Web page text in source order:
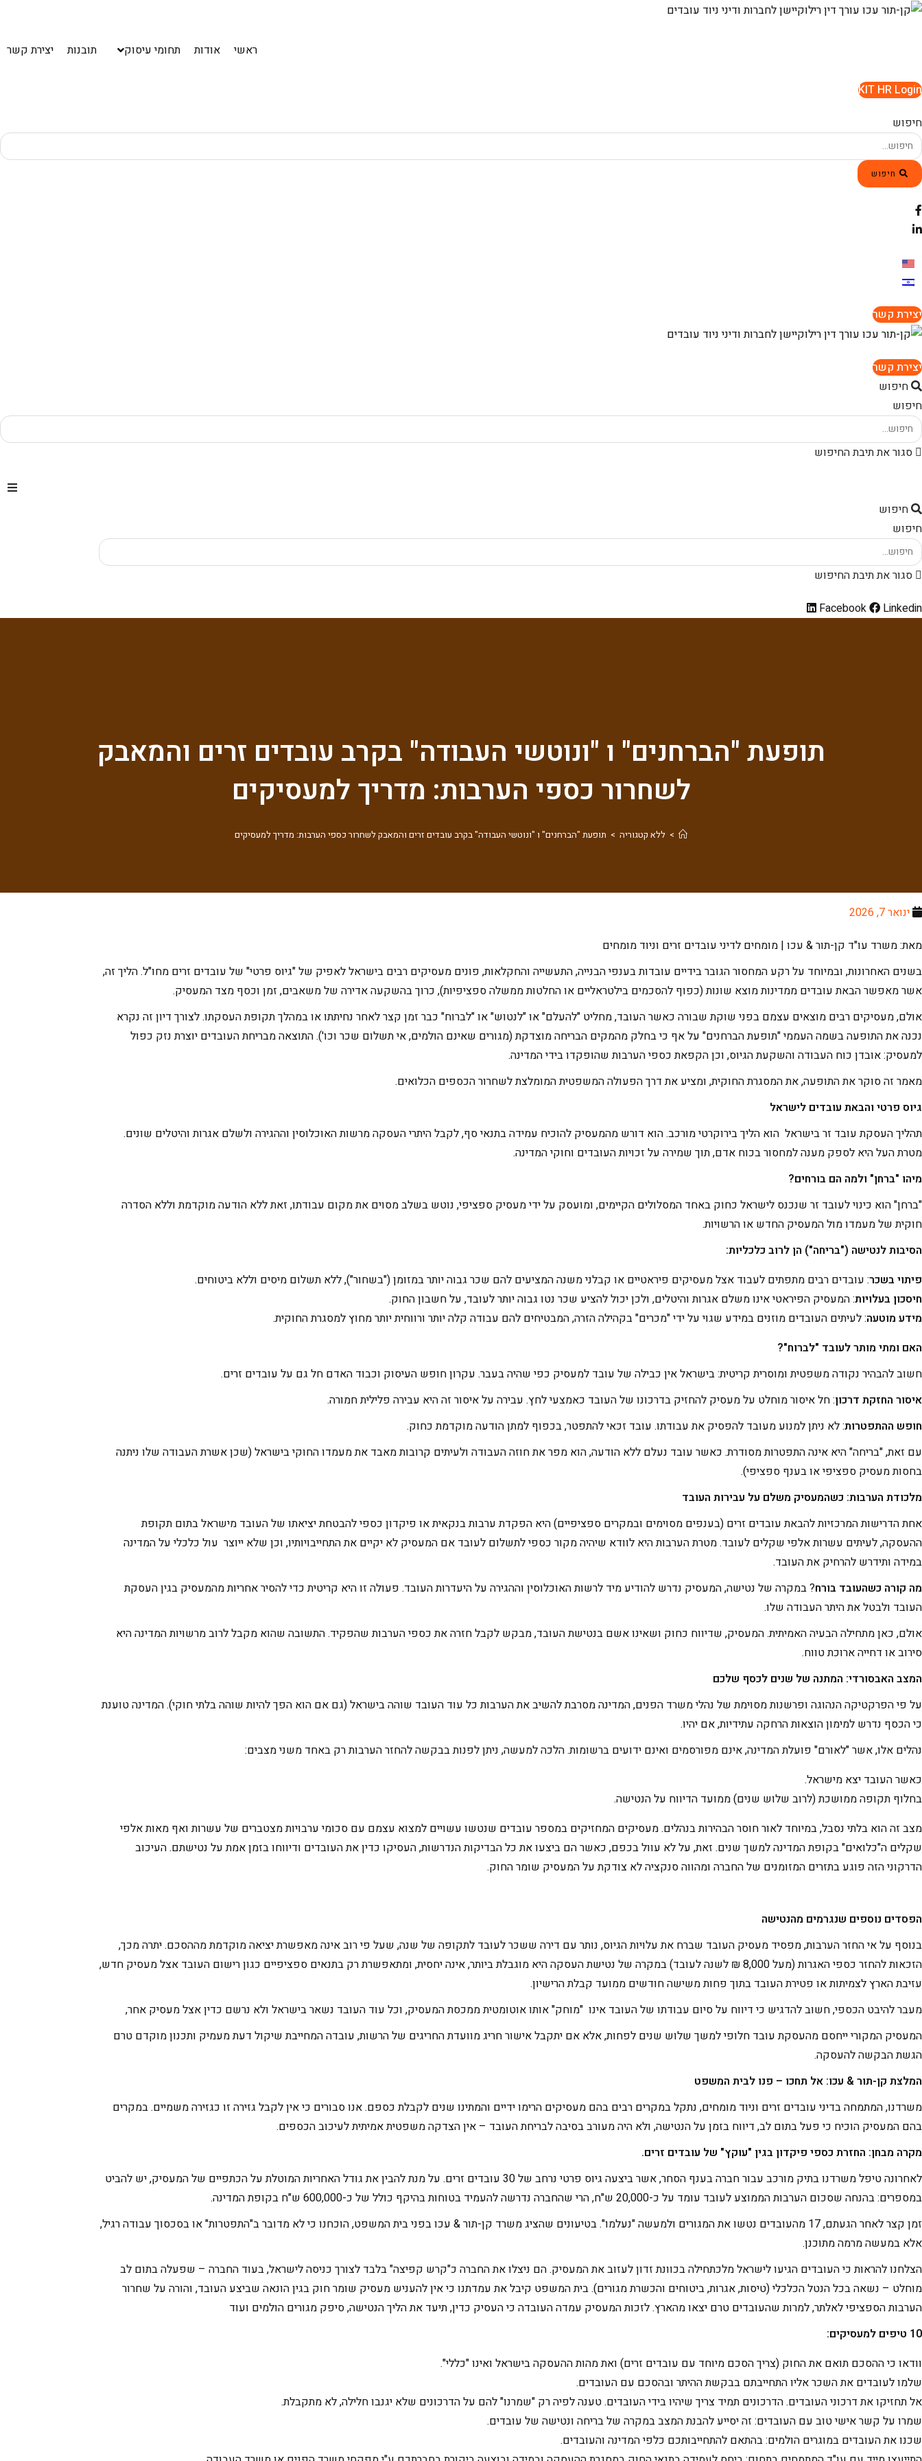
Skip
ראשי אודות תחומי עיסוק תובנות יצירת קשר
KIT HR Login
חיפוש
חיפוש
יצירת קשר
יצירת קשר
חיפוש
חיפוש
סגור את תיבת החיפוש
חיפוש
חיפוש
סגור את תיבת החיפוש
Facebook
Linkedin
תופעת "הברחנים" ו "ונוטשי העבודה" בקרב עובדים זרים והמאבק
לשחרור כספי הערבות: מדריך למעסיקים
> ללא קטגוריה > תופעת "הברחנים" ו "ונוטשי העבודה" בקרב עובדים זרים והמאבק לשחרור כספי הערבות: מדריך למעסיקים
ינואר 7, 2026
מאת: משרד עו"ד קן-תור & עכו | מומחים לדיני עובדים זרים וניוד מומחים
בשנים האחרונות, ובמיוחד על רקע המחסור הגובר בידיים עובדות בענפי הבנייה, התעשייה והחקלאות, פונים מעסיקים רבים בישראל לאפיק של "גיוס פרטי" של עובדים זרים מחו"ל. הליך זה,
אשר מאפשר הבאת עובדים ממדינות מוצא שונות (כפוף להסכמים בילטראליים או החלטות ממשלה ספציפיות), כרוך בהשקעה אדירה של משאבים, זמן וכסף מצד המעסיק.
אולם, מעסיקים רבים מוצאים עצמם בפני שוקת שבורה כאשר העובד, מחליט "להעלם" או "לנטוש" או "לברוח" כבר זמן קצר לאחר נחיתתו או במהלך תקופת העסקתו. לצורך דיון זה נקרא
נכנה את התופעה בשמה העממי "תופעת הברחנים" על אף כי בחלק מהמקים הבריחה מוצדקת (מגורים שאינם הולמים, אי תשלום שכר וכו'). התוצאה מבריחת העובדים יוצרת נזק כפול
למעסיק: אובדן כוח העבודה והשקעת הגיוס, וכן הקפאת כספי הערבות שהופקדו בידי המדינה.
מאמר זה סוקר את התופעה, את המסגרת החוקית, ומציע את דרך הפעולה המשפטית המומלצת לשחרור הכספים הכלואים.
גיוס פרטי והבאת עובדים לישראל
תהליך העסקת עובד זר בישראל הוא הליך בירוקרטי מורכב. הוא דורש מהמעסיק להוכיח עמידה בתנאי סף, לקבל היתרי העסקה מרשות האוכלוסין וההגירה ולשלם אגרות והיטלים שונים.
מטרת העל היא לספק מענה למחסור בכוח אדם, תוך שמירה על זכויות העובדים וחוקי המדינה.
מיהו "ברחן" ולמה הם בורחים?
"ברחן" הוא כינוי לעובד זר שנכנס לישראל כחוק באחד המסלולים הקיימים, ומועסק על ידי מעסיק ספציפי, נוטש בשלב מסוים את מקום עבודתו, זאת ללא הודעה מוקדמת וללא הסדרה
חוקית של מעמדו מול המעסיק החדש או הרשויות.
הסיבות לנטישה ("בריחה") הן לרוב כלכליות:
פיתוי בשכר: עובדים רבים מתפתים לעבוד אצל מעסיקים פיראטיים או קבלני משנה המציעים להם שכר גבוה יותר במזומן ("בשחור"), ללא תשלום מיסים וללא ביטוחים.
חיסכון בעלויות: המעסיק הפיראטי אינו משלם אגרות והיטלים, ולכן יכול להציע שכר נטו גבוה יותר לעובד, על חשבון החוק.
מידע מוטעה: לעיתים העובדים מוזנים במידע שגוי על ידי "מכרים" בקהילה הזרה, המבטיחים להם עבודה קלה יותר ורווחית יותר מחוץ למסגרת החוקית.
האם ומתי מותר לעובד "לברוח"?
חשוב להבהיר נקודה משפטית ומוסרית קריטית: בישראל אין כבילה של עובד למעסיק כפי שהיה בעבר. עקרון חופש העיסוק וכבוד האדם חל גם על עובדים זרים.
איסור החזקת דרכון: חל איסור מוחלט על מעסיק להחזיק בדרכונו של העובד כאמצעי לחץ. עבירה על איסור זה היא עבירה פלילית חמורה.
חופש ההתפטרות: לא ניתן למנוע מעובד להפסיק את עבודתו. עובד זכאי להתפטר, בכפוף למתן הודעה מוקדמת כחוק.
עם זאת, "בריחה" היא אינה התפטרות מסודרת. כאשר עובד נעלם ללא הודעה, הוא מפר את חוזה העבודה ולעיתים קרובות מאבד את מעמדו החוקי בישראל (שכן אשרת העבודה שלו ניתנה
בחסות מעסיק ספציפי או בענף ספציפי).
מלכודת הערבות: כשהמעסיק משלם על עבירות העובד
אחת הדרישות המרכזיות להבאת עובדים זרים (בענפים מסוימים ובמקרים ספציפיים) היא הפקדת ערבות בנקאית או פיקדון כספי להבטחת יציאתו של העובד מישראל בתום תקופת
ההעסקה, לעיתים עשרות אלפי שקלים לעובד. מטרת הערבות היא לוודא שיהיה מקור כספי לתשלום לעובד אם המעסיק לא יקיים את התחייבויותיו, וכן שלא ייוצר עול כלכלי על המדינה
במידה ותידרש להרחיק את העובד.
מה קורה כשהעובד בורח? במקרה של נטישה, המעסיק נדרש להודיע מיד לרשות האוכלוסין וההגירה על היעדרות העובד. פעולה זו היא קריטית כדי להסיר אחריות מהמעסיק בגין העסקת
העובד ולבטל את היתר העבודה שלו.
אולם, כאן מתחילה הבעיה האמיתית. המעסיק, שדיווח כחוק ושאינו אשם בנטישת העובד, מבקש לקבל חזרה את כספי הערבות שהפקיד. התשובה שהוא מקבל לרוב מרשויות המדינה היא
סירוב או דחייה ארוכת טווח.
המצב האבסורדי: המתנה של שנים לכסף שלכם
על פי הפרקטיקה הנהוגה ופרשנות מסוימת של נהלי משרד הפנים, המדינה מסרבת להשיב את הערבות כל עוד העובד שוהה בישראל (גם אם הוא הפך להיות שוהה בלתי חוקי). המדינה טוענת
כי הכסף נדרש למימון הוצאות הרחקה עתידיות, אם יהיו.
נהלים אלו, אשר "לאורם" פועלת המדינה, אינם מפורסמים ואינם ידועים ברשומות. הלכה למעשה, ניתן לפנות בבקשה להחזר הערבות רק באחד משני מצבים:
כאשר העובד יצא מישראל.
בחלוף תקופה ממושכת (לרוב שלוש שנים) ממועד הדיווח על הנטישה.
מצב זה הוא בלתי נסבל, במיוחד לאור חוסר הבהירות בנהלים. מעסיקים המחזיקים במספר עובדים שנטשו עשויים למצוא עצמם עם סכומי ערבויות מצטברים של עשרות ואף מאות אלפי
שקלים ה"כלואים" בקופת המדינה למשך שנים. זאת, על לא עוול בכפם, כאשר הם ביצעו את כל הבדיקות הנדרשות, העסיקו כדין את העובדים ודיווחו בזמן אמת על נטישתם. העיכוב
הדרקוני הזה פוגע בתזרים המזומנים של החברה ומהווה סנקציה לא צודקת על המעסיק שומר החוק.
הפסדים נוספים שנגרמים מהנטישה
בנוסף על אי החזר הערבות, מפסיד מעסיק העובד שברח את עלויות הגיוס, נותר עם דירה ששכר לעובד לתקופה של שנה, שעל פי רוב אינה מאפשרת יציאה מוקדמת מההסכם. יתרה מכך,
הזכאות להחזר כספי האגרות (מעל 8,000 ₪ לשנה לעובד) במקרה של נטישת העסקה היא מוגבלת ביותר, אינה יחסית, ומתאפשרת רק בתנאים ספציפיים כגון רישום העובד אצל מעסיק חדש,
עזיבת הארץ לצמיתות או פטירת העובד בתוך פחות משישה חודשים ממועד קבלת הרישיון.
מעבר להיבט הכספי, חשוב להדגיש כי דיווח על סיום עבודתו של העובד אינו "מוחק" אותו אוטומטית ממכסת המעסיק, וכל עוד העובד נשאר בישראל ולא נרשם כדין אצל מעסיק אחר,
המעסיק המקורי ייחסם מהעסקת עובד חלופי למשך שלוש שנים לפחות, אלא אם יתקבל אישור חריג מוועדת החריגים של הרשות, עובדה המחייבת שיקול דעת מעמיק ותכנון מוקדם טרם
הגשת הבקשה להעסקה.
המלצת קן-תור & עכו: אל תחכו – פנו לבית המשפט
משרדנו, המתמחה בדיני עובדים זרים וניוד מומחים, נתקל במקרים רבים בהם מעסיקים הרימו ידיים והמתינו שנים לקבלת כספם. אנו סבורים כי אין לקבל גזירה זו כגזירה משמיים. במקרים
בהם המעסיק הוכיח כי פעל בתום לב, דיווח בזמן על הנטישה, ולא היה מעורב בסיבה לבריחת העובד – אין הצדקה משפטית אמיתית לעיכוב הכספים.
מקרה מבחן: החזרת כספי פיקדון בגין "עוקץ" של עובדים זרים.
לאחרונה טיפל משרדנו בתיק מורכב עבור חברה בענף הסחר, אשר ביצעה גיוס פרטי נרחב של 30 עובדים זרים. על מנת להבין את גודל האחריות המוטלת על הכתפיים של המעסיק, יש להביט
במספרים: בהנחה שסכום הערבות הממוצע לעובד עומד על כ-20,000 ש"ח, הרי שהחברה נדרשה להעמיד בטוחות בהיקף כולל של כ-600,000 ש"ח בקופת המדינה.
זמן קצר לאחר הגעתם, 17 מהעובדים נטשו את המגורים ולמעשה "נעלמו". בטיעונים שהציג משרד קן-תור & עכו בפני בית המשפט, הוכחנו כי לא מדובר ב"התפטרות" או בסכסוך עבודה רגיל,
אלא במעשה מרמה מתוכנן.
הצלחנו להראות כי העובדים הגיעו לישראל מלכתחילה בכוונת זדון לעזוב את המעסיק. הם ניצלו את החברה כ"קרש קפיצה" בלבד לצורך כניסה לישראל, בעוד החברה – שפעלה בתום לב
מוחלט – נשאה בכל הנטל הכלכלי (טיסות, אגרות, ביטוחים והכשרת מגורים). בית המשפט קיבל את עמדתנו כי אין להעניש מעסיק שומר חוק בגין הונאה שביצע העובד, והורה על שחרור
הערבות הספציפי לאלתר, למרות שהעובדים טרם יצאו מהארץ. לזכות המעסיק עמדה העובדה כי העסיק כדין, תיעד את הליך הנטישה, סיפק מגורים הולמים ועוד
10 טיפים למעסיקים
:
וודאו כי ההסכם תואם את החוק (צריך הסכם מיוחד עם עובדים זרים) ואת מהות ההעסקה בישראל ואינו "כללי".
שלמו לעובדים את השכר אליו התחייבתם בבקשת ההיתר ובהסכם עם העובדים.
אל תחזיקו את דרכוני העובדים. הדרכונים תמיד צריך שיהיו בידי העובדים. טענה לפיה רק "שמרנו" להם על הדרכונים שלא יגנבו חלילה, לא מתקבלת.
שמרו על קשר אישי טוב עם העובדים: זה יסייע להבנת המצב במקרה של בריחה ונטישה של עובדים.
שכנו את העובדים במוגרים הולמים: בהתאם להתחייבותכם כלפי המדינה והעובדים.